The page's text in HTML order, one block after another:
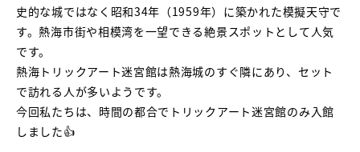
史的な城ではなく昭和34年（1959年）に築かれた模擬天守で
す。熱海市街や相模湾を一望できる絶景スポットとして人気
です。
熱海トリックアート迷宮館は熱海城のすぐ隣にあり、セット
で訪れる人が多いようです。
今回私たちは、時間の都合でトリックアート迷宮館のみ入館
しました👍